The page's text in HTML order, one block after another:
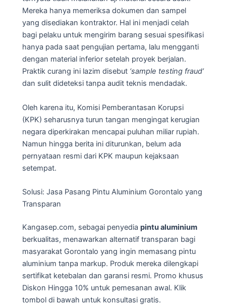
Mereka hanya memeriksa dokumen dan sampel
yang disediakan kontraktor. Hal ini menjadi celah
bagi pelaku untuk mengirim barang sesuai spesifikasi
hanya pada saat pengujian pertama, lalu mengganti
dengan material inferior setelah proyek berjalan.
Praktik curang ini lazim disebut ‘sample testing fraud’
dan sulit dideteksi tanpa audit teknis mendadak.
Oleh karena itu, Komisi Pemberantasan Korupsi
(KPK) seharusnya turun tangan mengingat kerugian
negara diperkirakan mencapai puluhan miliar rupiah.
Namun hingga berita ini diturunkan, belum ada
pernyataan resmi dari KPK maupun kejaksaan
setempat.
Solusi: Jasa Pasang Pintu Aluminium Gorontalo yang
Transparan
Kangasep.com, sebagai penyedia pintu aluminium
berkualitas, menawarkan alternatif transparan bagi
masyarakat Gorontalo yang ingin memasang pintu
aluminium tanpa markup. Produk mereka dilengkapi
sertifikat ketebalan dan garansi resmi. Promo khusus
Diskon Hingga 10% untuk pemesanan awal. Klik
tombol di bawah untuk konsultasi gratis.